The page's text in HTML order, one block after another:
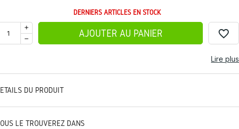
DERNIERS ARTICLES EN STOCK
AJOUTER AU PANIER favorite_border
Lire plus
DU PRODUIT
LE TROUVEREZ DANS